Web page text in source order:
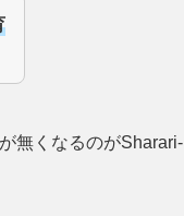
無くなるのがSharari-